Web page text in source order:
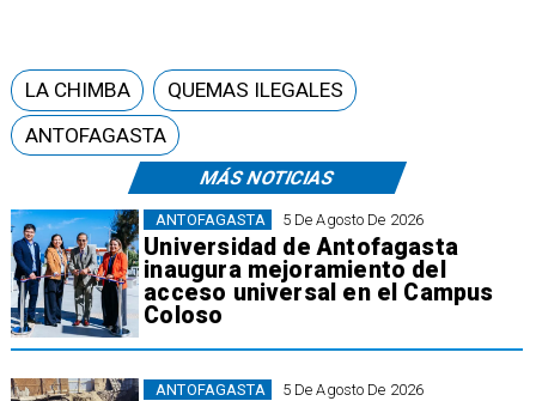
MÁS NOTICIAS
5 De Agosto De 2026
Universidad de Antofagasta
inaugura mejoramiento del
acceso universal en el Campus
Coloso
ANTOFAGASTA
5 De Agosto De 2026
ANTOFAGASTA
LA CHIMBA
QUEMAS ILEGALES
ANTOFAGASTA